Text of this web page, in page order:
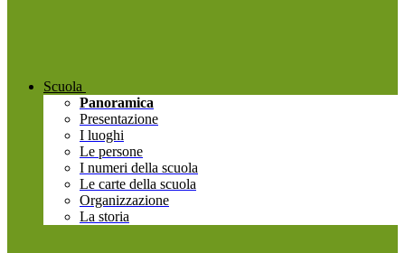
Scuola
Panoramica
Presentazione
I luoghi
Le persone
I numeri della scuola
Le carte della scuola
Organizzazione
La storia